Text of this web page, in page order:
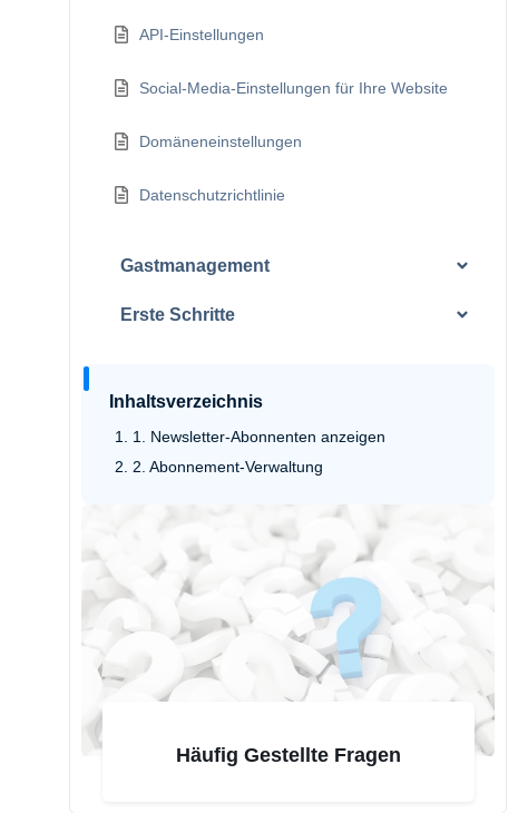
API-Einstellungen
Social-Media-Einstellungen für Ihre Website
Domäneneinstellungen
Datenschutzrichtlinie
Gastmanagement
Erste Schritte
Inhaltsverzeichnis
1. Newsletter-Abonnenten anzeigen
2. Abonnement-Verwaltung
Häufig Gestellte Fragen